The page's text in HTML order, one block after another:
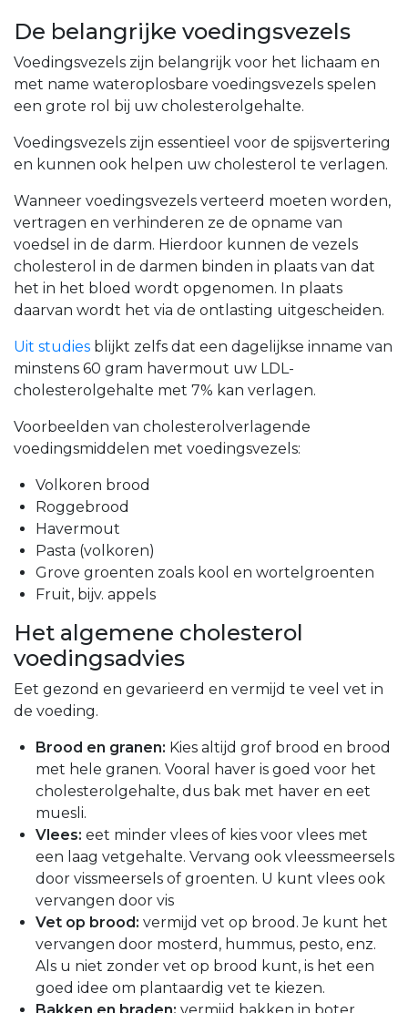
De belangrijke voedingsvezels
Voedingsvezels zijn belangrijk voor het lichaam en
met name wateroplosbare voedingsvezels spelen
een grote rol bij uw cholesterolgehalte.
Voedingsvezels zijn essentieel voor de spijsvertering
en kunnen ook helpen uw cholesterol te verlagen.
Wanneer voedingsvezels verteerd moeten worden,
vertragen en verhinderen ze de opname van
voedsel in de darm. Hierdoor kunnen de vezels
cholesterol in de darmen binden in plaats van dat
het in het bloed wordt opgenomen. In plaats
daarvan wordt het via de ontlasting uitgescheiden.
Uit studies blijkt zelfs dat een dagelijkse inname van
minstens 60 gram havermout uw LDL-
cholesterolgehalte met 7% kan verlagen.
Voorbeelden van cholesterolverlagende
voedingsmiddelen met voedingsvezels:
Volkoren brood
Roggebrood
Havermout
Pasta (volkoren)
Grove groenten zoals kool en wortelgroenten
Fruit, bijv. appels
Het algemene cholesterol
voedingsadvies
Eet gezond en gevarieerd en vermijd te veel vet in
de voeding.
Brood en granen: Kies altijd grof brood en brood
met hele granen. Vooral haver is goed voor het
cholesterolgehalte, dus bak met haver en eet
muesli.
Vlees: eet minder vlees of kies voor vlees met
een laag vetgehalte. Vervang ook vleessmeersels
door vissmeersels of groenten. U kunt vlees ook
vervangen door vis
Vet op brood: vermijd vet op brood. Je kunt het
vervangen door mosterd, hummus, pesto, enz.
Als u niet zonder vet op brood kunt, is het een
goed idee om plantaardig vet te kiezen.